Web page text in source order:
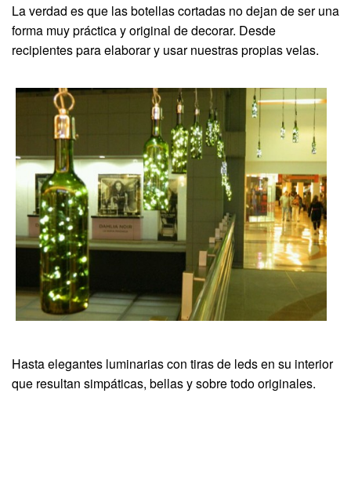
La verdad es que las botellas cortadas no dejan de ser una
forma muy práctica y original de decorar. Desde
recipientes para elaborar y usar nuestras propias velas.
Hasta elegantes luminarias con tiras de leds en su interior
que resultan simpáticas, bellas y sobre todo originales.